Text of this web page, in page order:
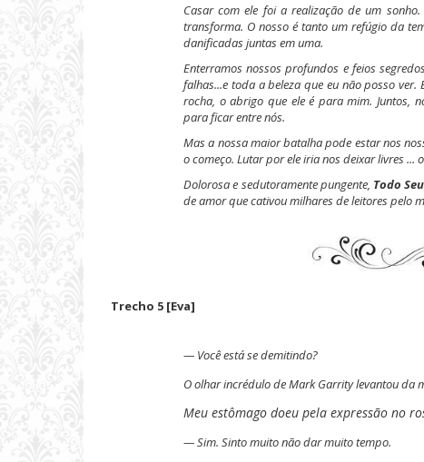
Casar com ele foi a realização de um
transforma. O nosso é tanto um refúgio da
danificadas juntas em uma.
Enterramos nossos profundos e feios
falhas...e toda a beleza que eu não posso
rocha, o abrigo que ele é para mim. Juntos,
para ficar entre nós.
Mas a nossa maior batalha pode estar nos
o começo. Lutar por ele iria nos deixar livres ...
Dolorosa e sedutoramente pungente, Todo Seu
de amor que cativou milhares de leitores pelo
Trecho 5 [Eva]
— Você está se demitindo?
O olhar incrédulo de Mark Garrity levantou da
Meu estômago doeu pela expressão no
— Sim. Sinto muito não dar muito tempo.